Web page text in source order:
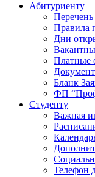
Абитуриенту
Правила
Дни
Платные
Бланк
ФП
Студенту
Важная
Телефон